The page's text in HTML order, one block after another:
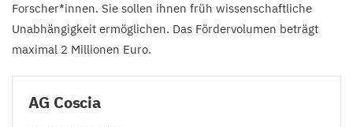
Forscher*innen. Sie sollen ihnen früh wissenschaftliche
Unabhängigkeit ermöglichen. Das Fördervolumen beträgt
maximal 2 Millionen Euro.
AG Coscia